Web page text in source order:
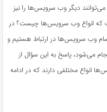
دیگر وب سرویس‌ها را نیز
که انواع وب سرویس‌ها چیست؟ در
وب سرویس‌ها در ارتباط هستیم و
می‌شود، پاسخ به این سؤال از
انواع مختلفی دارند که در ادامه